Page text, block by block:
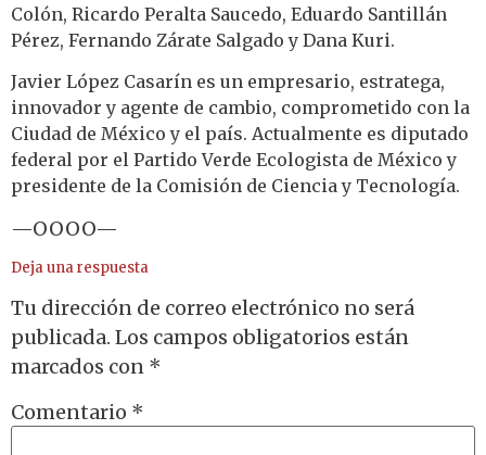
Colón, Ricardo Peralta Saucedo, Eduardo Santillán
Pérez, Fernando Zárate Salgado y Dana Kuri.
Javier López Casarín es un empresario, estratega,
innovador y agente de cambio, comprometido con la
Ciudad de México y el país. Actualmente es diputado
federal por el Partido Verde Ecologista de México y
presidente de la Comisión de Ciencia y Tecnología.
—OOOO—
Deja una respuesta
Tu dirección de correo electrónico no será
publicada. Los campos obligatorios están
marcados con *
Comentario *